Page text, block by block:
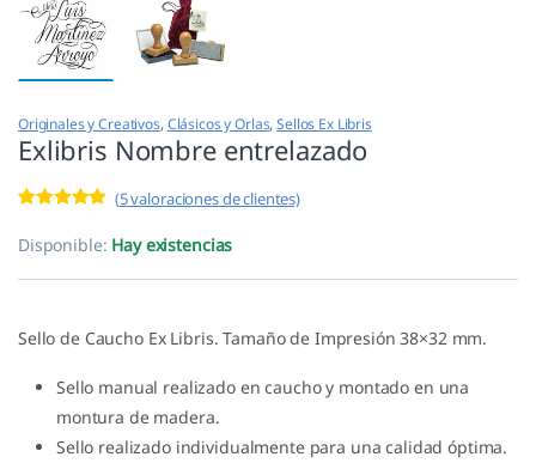
Originales y Creativos, Clásicos y Orlas,Sellos Ex Libris
Exlibris Nombre entrelazado
5.00de 5 en
base a
(5valoraciones de clientes)
Disponible: Hay existencias
Sello de Caucho Ex Libris. Tamaño de Impresión 38×32 mm.
Sello manual realizado en caucho y montado en una
montura de madera.
Sello realizado individualmente para una calidad óptima.